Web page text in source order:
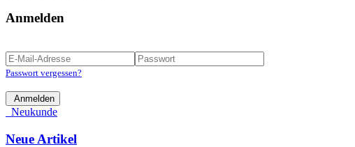
Anmelden
Passwort vergessen?
Anmelden
Neukunde
Neue Artikel